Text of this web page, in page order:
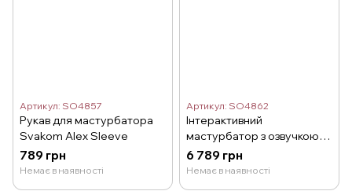
Артикул: SO4857
Рукав для мастурбатора
Svakom Alex Sleeve
789 грн
Немає в наявності
Артикул: SO4862
Інтерактивний
мастурбатор з озвучкою
Svakom Alex Neo
6 789 грн
Немає в наявності